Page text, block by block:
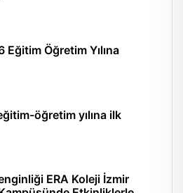
Öğretim Yılına
öğretim yılına ilk
ERA Koleji İzmir